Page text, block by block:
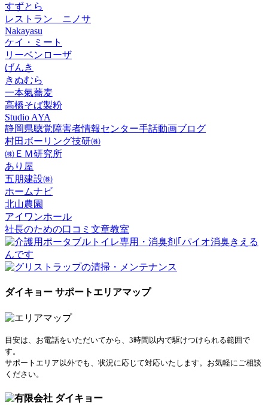
すずとら
レストラン ニノサ
Nakayasu
ケイ・ミート
リーベンローザ
げんき
きぬむら
一本氣蕎麦
高橋そば製粉
Studio AYA
静岡県聴覚障害者情報センター手話動画ブログ
村田ボーリング技研㈱
㈱ＥＭ研究所
あり屋
五朋建設㈱
ホームナビ
北山農園
アイワンホール
社長のための口コミ文章教室
ダイキョー サポートエリアマップ
目安は、お電話をいただいてから、3時間以内で駆けつけられる範囲で
す。
サポートエリア以外でも、状況に応じて対応いたします。お気軽にご相談
ください。